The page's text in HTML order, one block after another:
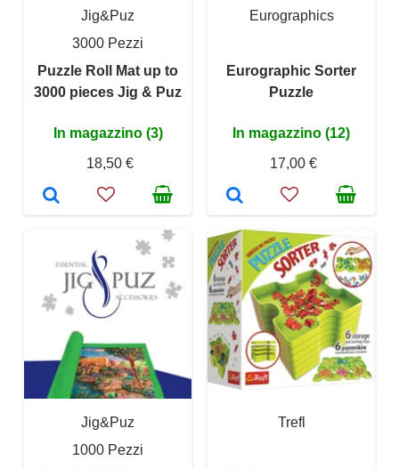
Jig&Puz
3000 Pezzi
Puzzle Roll Mat up to
3000 pieces Jig & Puz
In magazzino (3)
18,50 €
Eurographics
Eurographic Sorter
Puzzle
In magazzino (12)
17,00 €
Jig&Puz
1000 Pezzi
Trefl